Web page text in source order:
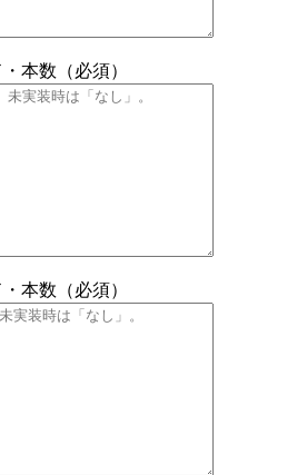
本数（必須）
本数（必須）